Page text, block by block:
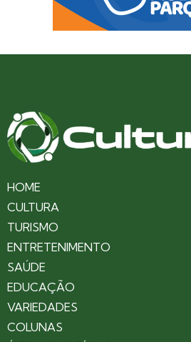
HOME
CULTURA
TURISMO
ENTRETENIMENTO
SAÚDE
EDUCAÇÃO
VARIEDADES
COLUNAS